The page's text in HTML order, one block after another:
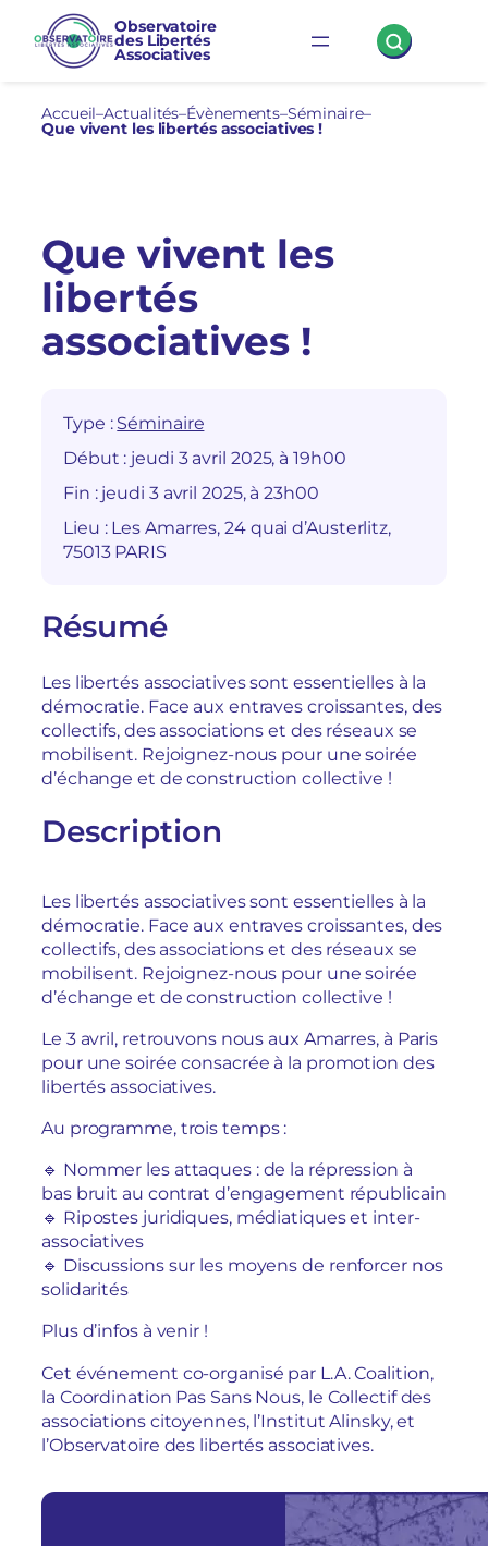
contenu
Observatoire
des Libertés
Associatives
Accueil–Actualités–Évènements–Séminaire–
Que vivent les libertés associatives !
Que vivent les
libertés
associatives !
Type : Séminaire
Début : jeudi 3 avril 2025, à 19h00
Fin : jeudi 3 avril 2025, à 23h00
Lieu : Les Amarres, 24 quai d’Austerlitz,
75013 PARIS
Résumé
Les libertés associatives sont essentielles à la
démocratie. Face aux entraves croissantes, des
collectifs, des associations et des réseaux se
mobilisent. Rejoignez-nous pour une soirée
d’échange et de construction collective !
Description
Les libertés associatives sont essentielles à la
démocratie. Face aux entraves croissantes, des
collectifs, des associations et des réseaux se
mobilisent. Rejoignez-nous pour une soirée
d’échange et de construction collective !
Le 3 avril, retrouvons nous aux Amarres, à Paris
pour une soirée consacrée à la promotion des
libertés associatives.
Au programme, trois temps :
🔹 Nommer les attaques : de la répression à
bas bruit au contrat d’engagement républicain
🔹 Ripostes juridiques, médiatiques et inter-
associatives
🔹 Discussions sur les moyens de renforcer nos
solidarités
Plus d’infos à venir !
Cet événement co-organisé par L.A. Coalition,
la Coordination Pas Sans Nous, le Collectif des
associations citoyennes, l’Institut Alinsky, et
l’Observatoire des libertés associatives.